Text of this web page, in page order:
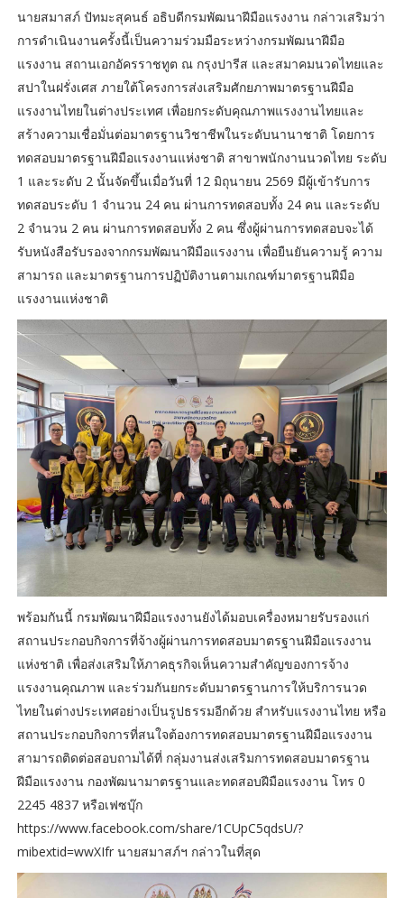
นายสมาสภ์ ปัทมะสุคนธ์ อธิบดีกรมพัฒนาฝีมือแรงงาน กล่าวเสริมว่า
การดำเนินงานครั้งนี้เป็นความร่วมมือระหว่างกรมพัฒนาฝีมือ
แรงงาน สถานเอกอัครราชทูต ณ กรุงปารีส และสมาคมนวดไทยและ
สปาในฝรั่งเศส ภายใต้โครงการส่งเสริมศักยภาพมาตรฐานฝีมือ
แรงงานไทยในต่างประเทศ เพื่อยกระดับคุณภาพแรงงานไทยและ
สร้างความเชื่อมั่นต่อมาตรฐานวิชาชีพในระดับนานาชาติ โดยการ
ทดสอบมาตรฐานฝีมือแรงงานแห่งชาติ สาขาพนักงานนวดไทย ระดับ
1 และระดับ 2 นั้นจัดขึ้นเมื่อวันที่ 12 มิถุนายน 2569 มีผู้เข้ารับการ
ทดสอบระดับ 1 จำนวน 24 คน ผ่านการทดสอบทั้ง 24 คน และระดับ
2 จำนวน 2 คน ผ่านการทดสอบทั้ง 2 คน ซึ่งผู้ผ่านการทดสอบจะได้
รับหนังสือรับรองจากกรมพัฒนาฝีมือแรงงาน เพื่อยืนยันความรู้ ความ
สามารถ และมาตรฐานการปฏิบัติงานตามเกณฑ์มาตรฐานฝีมือ
แรงงานแห่งชาติ
พร้อมกันนี้ กรมพัฒนาฝีมือแรงงานยังได้มอบเครื่องหมายรับรองแก่
สถานประกอบกิจการที่จ้างผู้ผ่านการทดสอบมาตรฐานฝีมือแรงงาน
แห่งชาติ เพื่อส่งเสริมให้ภาคธุรกิจเห็นความสำคัญของการจ้าง
แรงงานคุณภาพ และร่วมกันยกระดับมาตรฐานการให้บริการนวด
ไทยในต่างประเทศอย่างเป็นรูปธรรมอีกด้วย สำหรับแรงงานไทย หรือ
สถานประกอบกิจการที่สนใจต้องการทดสอบมาตรฐานฝีมือแรงงาน
สามารถติดต่อสอบถามได้ที่ กลุ่มงานส่งเสริมการทดสอบมาตรฐาน
ฝีมือแรงงาน กองพัฒนามาตรฐานและทดสอบฝีมือแรงงาน โทร 0
2245 4837 หรือเฟซบุ๊ก
https://www.facebook.com/share/1CUpC5qdsU/?
mibextid=wwXIfr นายสมาสภ์ฯ กล่าวในที่สุด